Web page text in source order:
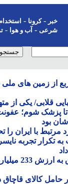
-کرونا-استخدام-
شرعی-آب و هوا-
مترمربع از زمین های
قلابی/ یکی از
پزشک شوم؛ عفونت
بود
تجربه نایسر
کشف محموله قاچاق
حامل کالای قاچاق